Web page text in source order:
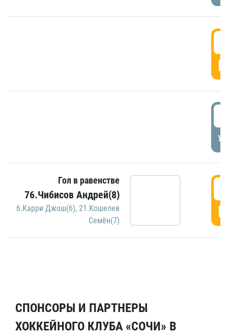
Гол в равенстве
76.Чибисов Андрей(8)
6.Карри Джош(6), 21.Кошелев
Семён(7)
СПОНСОРЫ И ПАРТНЕРЫ
ХОККЕЙНОГО КЛУБА «СОЧИ» В